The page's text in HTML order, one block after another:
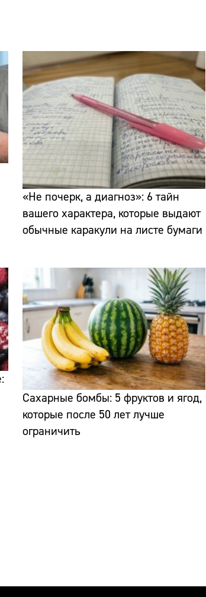
«Не почерк, а диагноз»: 6 тайн
вашего характера, которые выдают
обычные каракули на листе бумаги
Сахарные бомбы: 5 фруктов и ягод,
которые после 50 лет лучше
ограничить